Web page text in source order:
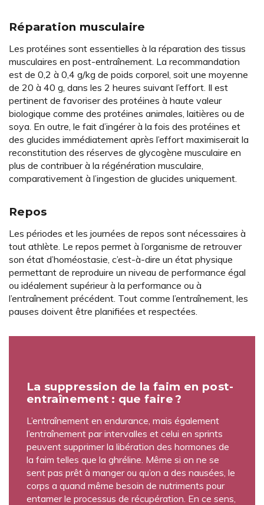
Réparation musculaire
Les protéines sont essentielles à la réparation des tissus
musculaires en post-entraînement. La recommandation
est de 0,2 à 0,4 g/kg de poids corporel, soit une moyenne
de 20 à 40 g, dans les 2 heures suivant l’effort. Il est
pertinent de favoriser des protéines à haute valeur
biologique comme des protéines animales, laitières ou de
soya. En outre, le fait d’ingérer à la fois des protéines et
des glucides immédiatement après l’effort maximiserait la
reconstitution des réserves de glycogène musculaire en
plus de contribuer à la régénération musculaire,
comparativement à l’ingestion de glucides uniquement.
Repos
Les périodes et les journées de repos sont nécessaires à
tout athlète. Le repos permet à l’organisme de retrouver
son état d’homéostasie, c’est-à-dire un état physique
permettant de reproduire un niveau de performance égal
ou idéalement supérieur à la performance ou à
l’entraînement précédent. Tout comme l’entraînement, les
pauses doivent être planifiées et respectées.
La suppression de la faim en post-
entraînement : que faire ?
L’entraînement en endurance, mais également
l’entraînement par intervalles et celui en sprints
peuvent supprimer la libération des hormones de
la faim telles que la ghréline. Même si on ne se
sent pas prêt à manger ou qu’on a des nausées, le
corps a quand même besoin de nutriments pour
entamer le processus de récupération. En ce sens,